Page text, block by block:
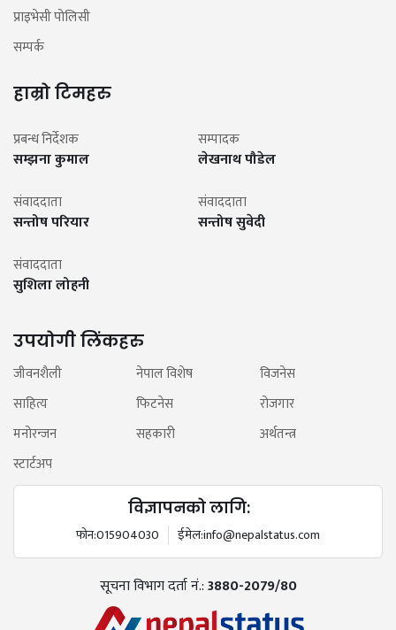
प्राइभेसी पोलिसी
सम्पर्क
हाम्रो टिमहरु
प्रबन्ध निर्देशक
सम्झना कुमाल
सम्पादक
लेखनाथ पौडेल
संवाददाता
सन्तोष परियार
संवाददाता
सन्तोष सुवेदी
संवाददाता
सुशिला लोहनी
उपयोगी लिंकहरु
जीवनशैली नेपाल विशेष
विजनेस
साहित्य
फिटनेस
रोजगार
मनोरन्जन
सहकारी
अर्थतन्त्र
स्टार्टअप
विज्ञापनको लागि:
फोन:015904030 ईमेल:info@nepalstatus.com
सूचना विभाग दर्ता नं.:3880-2079/80